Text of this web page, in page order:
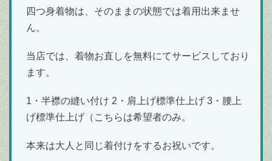
四つ身着物は、そのままの状態では着用出来ませ
ん。
当店では、着物お直しを無料にてサービスしており
ます。
1・半襟の縫い付け 2・肩上げ標準仕上げ 3・腰上
げ標準仕上げ（こちらは希望者のみ。
本来は大人と同じ着付けをするお祝いです。